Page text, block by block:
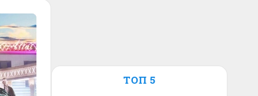
ТОП 5